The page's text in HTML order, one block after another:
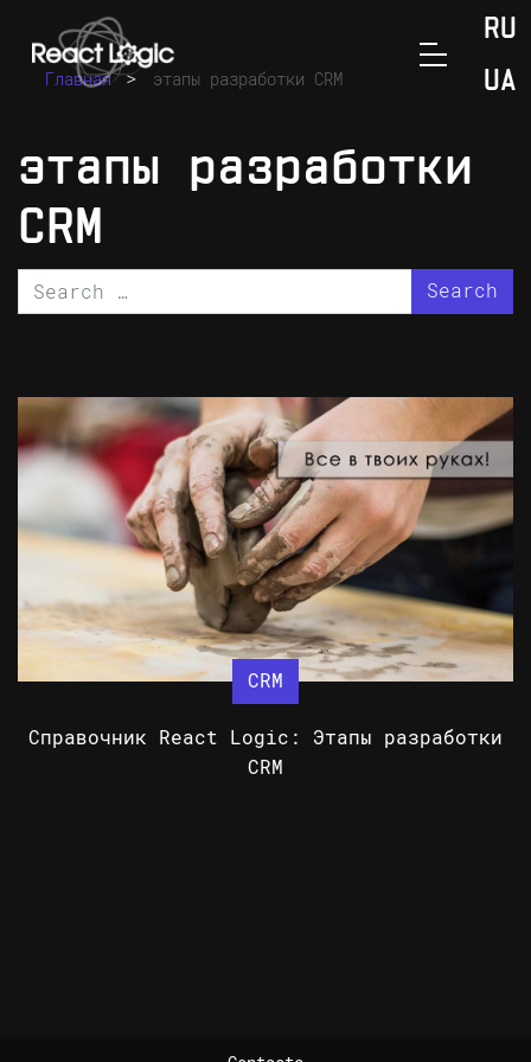
Skip to content
RU
UA
Главная> этапы разработки CRM
этапы разработки
CRM
Search
CRM
Справочник React Logic: Этапы разработки
CRM